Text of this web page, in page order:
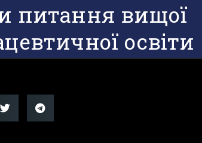
питання вищої
освіти